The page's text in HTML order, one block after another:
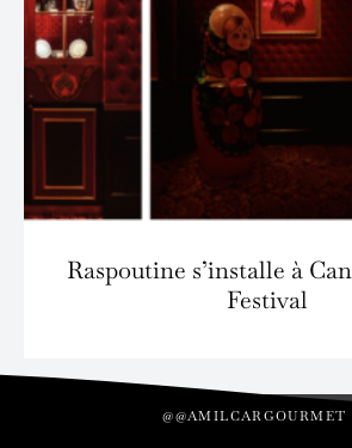
Raspoutine s’installe à
Festival
@@AMILCARGOURMET